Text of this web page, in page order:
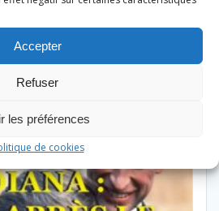
Accepter
Refuser
les préférences
de cookies